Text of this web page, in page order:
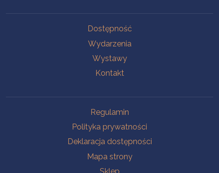
Dostępność
Wydarzenia
Wystawy
Kontakt
Regulamin
Polityka prywatności
Deklaracja dostępności
Mapa strony